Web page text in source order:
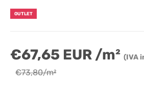
OUTLET
€67,65 EUR /m² (IVA
€73,80/m²